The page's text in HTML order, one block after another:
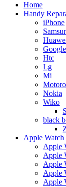
Home
Handy
iPhone
Google
Htc
Lg
Mi
Nokia
Wiko
black
Apple Watch
Apple
Apple
Apple
Apple
Apple